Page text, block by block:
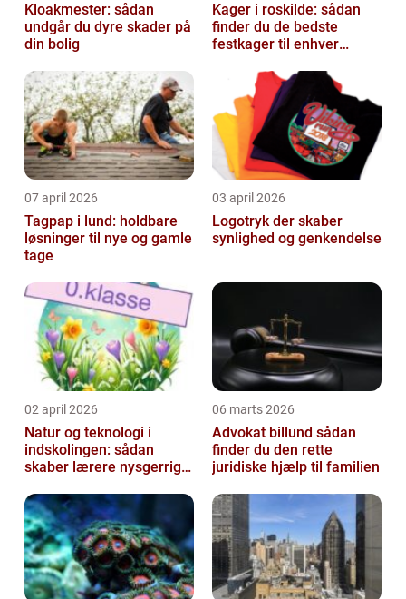
Kloakmester: sådan
undgår du dyre skader på
din bolig
Kager i roskilde: sådan
finder du de bedste
festkager til enhver
07 april 2026
Tagpap i lund: holdbare
løsninger til nye og gamle
tage
03 april 2026
Logotryk der skaber
synlighed og genkendelse
02 april 2026
Natur og teknologi i
indskolingen: sådan
skaber lærere nysgerrige
06 marts 2026
Advokat billund sådan
finder du den rette
juridiske hjælp til familien